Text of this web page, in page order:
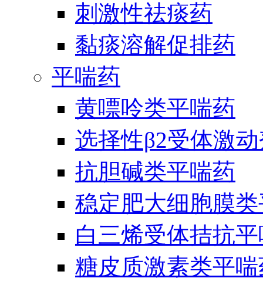
刺激性祛痰药
黏痰溶解促排药
平喘药
黄嘌呤类平喘药
选择性β2受体激
抗胆碱类平喘药
稳定肥大细胞膜
白三烯受体拮抗
糖皮质激素类平